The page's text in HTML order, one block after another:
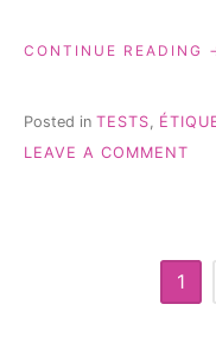
CONTINUE READING
Posted in TESTS,
LEAVE A COMMENT
1